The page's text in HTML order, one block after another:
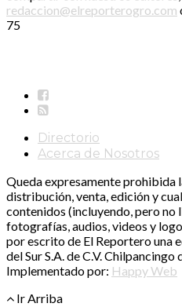
redaccion@elreporterogro.com
75
Directorio
Acerca de Nosotros
Queda expresamente prohibida
distribución, venta, edición y
contenidos (incluyendo, pero
fotografías, audios, videos y
por escrito de El Reportero una
del Sur S.A. de C.V.
Implementado por: Happy Web
Ir Arriba